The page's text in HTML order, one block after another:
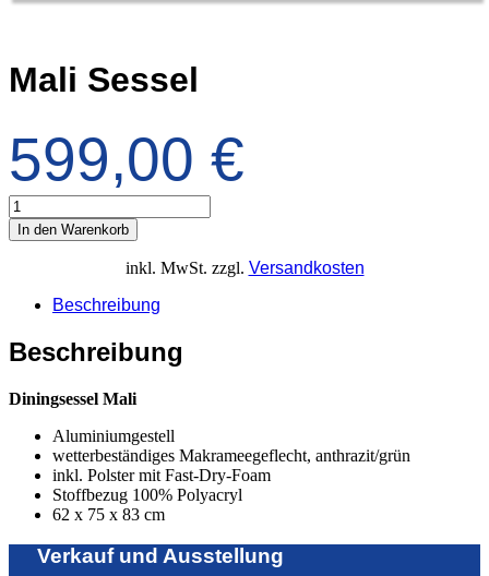
Mali Sessel
599,00 €
In den Warenkorb
inkl. MwSt. zzgl. Versandkosten
Beschreibung
Beschreibung
Diningsessel Mali
Aluminiumgestell
wetterbeständiges Makrameegeflecht, anthrazit/grün
inkl. Polster mit Fast-Dry-Foam
Stoffbezug 100% Polyacryl
62 x 75 x 83 cm
Verkauf und Ausstellung